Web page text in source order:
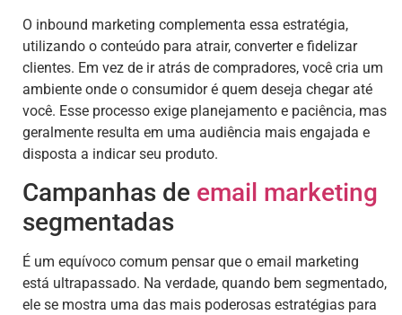
O inbound marketing complementa essa estratégia,
utilizando o conteúdo para atrair, converter e fidelizar
clientes. Em vez de ir atrás de compradores, você cria um
ambiente onde o consumidor é quem deseja chegar até
você. Esse processo exige planejamento e paciência, mas
geralmente resulta em uma audiência mais engajada e
disposta a indicar seu produto.
Campanhas de email marketing
segmentadas
É um equívoco comum pensar que o email marketing
está ultrapassado. Na verdade, quando bem segmentado,
ele se mostra uma das mais poderosas estratégias para